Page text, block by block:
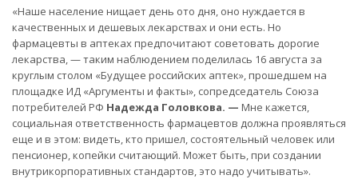
«Наше население нищает день ото дня, оно нуждается в
качественных и дешевых лекарствах и они есть. Но
фармацевты в аптеках предпочитают советовать дорогие
лекарства, — таким наблюдением поделилась 16 августа за
круглым столом «Будущее российских аптек», прошедшем на
площадке ИД «Аргументы и факты», сопредседатель Союза
потребителей РФ Надежда Головкова. — Мне кажется,
социальная ответственность фармацевтов должна проявляться
еще и в этом: видеть, кто пришел, состоятельный человек или
пенсионер, копейки считающий. Может быть, при создании
внутрикорпоративных стандартов, это надо учитывать».